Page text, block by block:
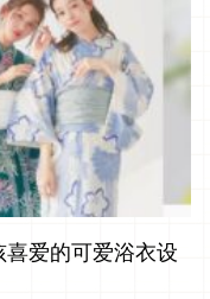
爱的可爱浴衣设